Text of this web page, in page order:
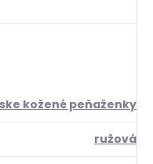
kožené peňaženky
ružová